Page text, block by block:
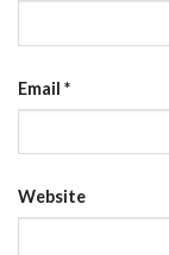
Email *
Website